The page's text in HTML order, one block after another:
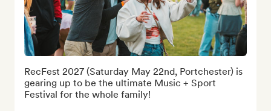
RecFest 2027 (Saturday May 22nd, Portchester) is
gearing up to be the ultimate Music + Sport
Festival for the whole family!